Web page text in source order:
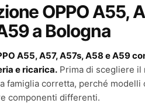
OPPO A55,
a Bologna
A55, A57, A57s, A58 e A59
e ricarica. Prima di scegliere il
famiglia corretta, perché modelli
componenti differenti.